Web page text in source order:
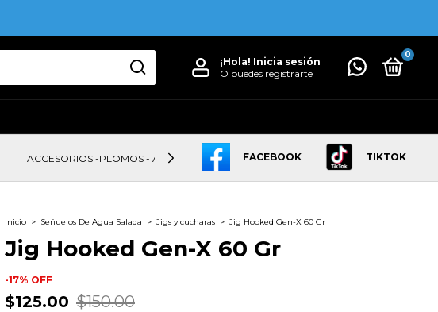
¡Hola! Inicia sesión
O puedes registrarte
0
ACCESORIOS -PLOMOS - ANZUELOS LINEAS CAÑAS CARRETES
FACEBOOK TIKTOK
Inicio > Señuelos De Agua Salada > Jigs y cucharas > Jig Hooked Gen-X 60 Gr
Jig Hooked Gen-X 60 Gr
-17% OFF
$125.00 $150.00